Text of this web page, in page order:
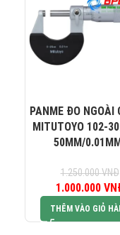
PANME ĐO NGOÀI
MITUTOYO 102-
50MM/
1.250.000VNĐ
Giá gốc
1.250.000
1.000.000
THÊM VÀO GIỎ